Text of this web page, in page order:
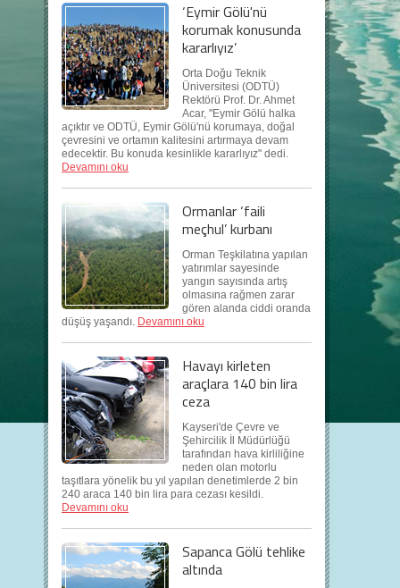
‘Eymir Gölü'nü
korumak konusunda
kararlıyız’
Orta Doğu Teknik
Üniversitesi (ODTÜ)
Rektörü Prof. Dr. Ahmet
Acar, "Eymir Gölü halka
açıktır ve ODTÜ, Eymir Gölü'nü korumaya, doğal
çevresini ve ortamın kalitesini artırmaya devam
edecektir. Bu konuda kesinlikle kararlıyız" dedi.
Devamını oku
Ormanlar ‘faili
meçhul’ kurbanı
Orman Teşkilatına yapılan
yatırımlar sayesinde
yangın sayısında artış
olmasına rağmen zarar
gören alanda ciddi oranda
düşüş yaşandı. Devamını oku
Havayı kirleten
araçlara 140 bin lira
ceza
Kayseri'de Çevre ve
Şehircilik İl Müdürlüğü
tarafından hava kirliliğine
neden olan motorlu
taşıtlara yönelik bu yıl yapılan denetimlerde 2 bin
240 araca 140 bin lira para cezası kesildi.
Devamını oku
Sapanca Gölü tehlike
altında